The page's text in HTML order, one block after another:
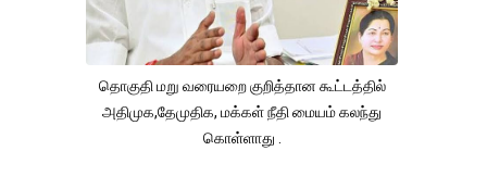
தொகுதி மறு வரையறை குறித்தான கூட்டத்தில்
அதிமுக,தேமுதிக, மக்கள் நீதி மையம் கலந்து
கொள்ளாது .